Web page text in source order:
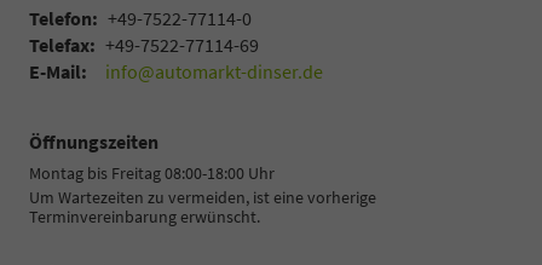
Telefon: +49-7522-77114-0
Telefax: +49-7522-77114-69
E-Mail:
info@automarkt-dinser.de
Öffnungszeiten
Montag bis Freitag 08:00-18:00 Uhr
Um Wartezeiten zu vermeiden, ist eine vorherige
Terminvereinbarung erwünscht.